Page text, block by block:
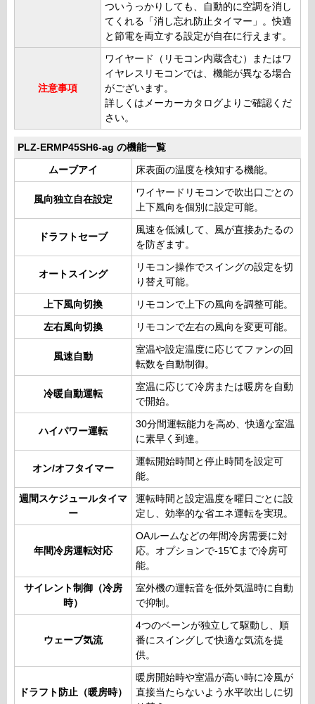
ついうっかりしても、自動的に空調を消し
てくれる「消し忘れ防止タイマー」。快適
と節電を両立する設定が自在に行えます。
注意事項
ワイヤード（リモコン内蔵含む）またはワ
イヤレスリモコンでは、機能が異なる場合
がございます。
詳しくはメーカーカタログよりご確認くだ
さい。
PLZ-ERMP45SH6-ag の機能一覧
ムーブアイ 床表面の温度を検知する機能。
風向独立自在設定
ワイヤードリモコンで吹出口ごとの
上下風向を個別に設定可能。
ドラフトセーブ
風速を低減して、風が直接あたるの
を防ぎます。
オートスイング
リモコン操作でスイングの設定を切
り替え可能。
上下風向切換 リモコンで上下の風向を調整可能。
左右風向切換 リモコンで左右の風向を変更可能。
風速自動
室温や設定温度に応じてファンの回
転数を自動制御。
冷暖自動運転
室温に応じて冷房または暖房を自動
で開始。
ハイパワー運転
30分間運転能力を高め、快適な室温
に素早く到達。
オン/オフタイマー
運転開始時間と停止時間を設定可
能。
週間スケジュールタイマ
ー
運転時間と設定温度を曜日ごとに設
定し、効率的な省エネ運転を実現。
年間冷房運転対応
OAルームなどの年間冷房需要に対
応。オプションで-15℃まで冷房可
能。
サイレント制御（冷房
時）
室外機の運転音を低外気温時に自動
で抑制。
ウェーブ気流
4つのベーンが独立して駆動し、順
番にスイングして快適な気流を提
供。
ドラフト防止（暖房時）
暖房開始時や室温が高い時に冷風が
直接当たらないよう水平吹出しに切